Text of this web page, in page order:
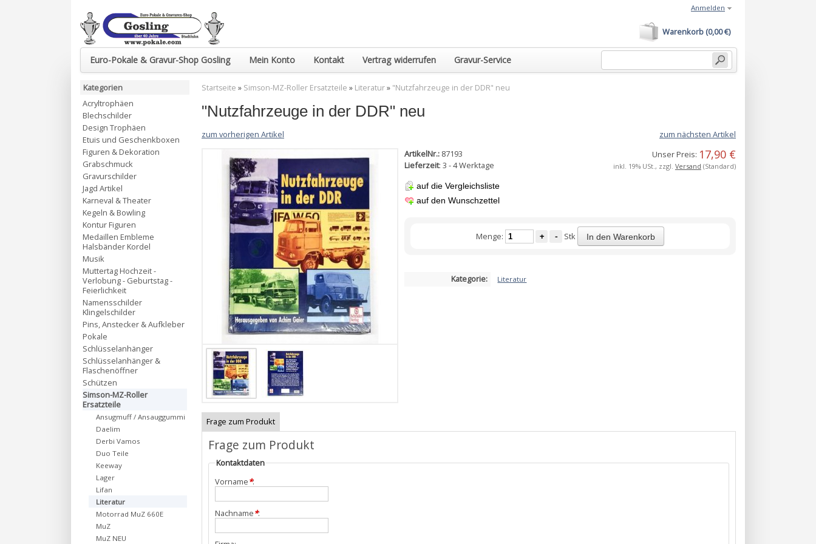
Euro-Pokale & Gravur-Shop Gosling Mein Konto Kontakt Vertrag widerrufen Gravur-Service
Warenkorb (0,00 €)
Anmelden
Startseite » Simson-MZ-Roller Ersatzteile » Literatur» "Nutzfahrzeuge in der DDR" neu
"Nutzfahrzeuge in der DDR" neu
zum vorherigen Artikel
zum nächsten Artikel
ArtikelNr.: 87193
Lieferzeit: 3 - 4 Werktage
auf die Vergleichsliste
auf den Wunschzettel
Unser Preis: 17,90 €
inkl. 19% USt., zzgl. Versand (Standard)
Menge: + - Stk In den Warenkorb
Kategorie: Literatur
Frage zum Produkt
Frage zum Produkt
Kontaktdaten
Vorname*:
Nachname*:
Kategorien
Acryltrophäen
Blechschilder
Design Trophäen
Etuis und Geschenkboxen
Figuren & Dekoration
Grabschmuck
Gravurschilder
Jagd Artikel
Karneval & Theater
Kegeln & Bowling
Kontur Figuren
Medaillen Embleme
Halsbänder Kordel
Musik
Muttertag Hochzeit -
Verlobung - Geburtstag -
Feierlichkeit
Namensschilder
Klingelschilder
Pins, Anstecker & Aufkleber
Pokale
Schlüsselanhänger
Schlüsselanhänger &
Flaschenöffner
Schützen
Simson-MZ-Roller
Ersatzteile
Ansugmuff / Ansauggummi
Daelim
Derbi Vamos
Duo Teile
Keeway
Lager
Lifan
Literatur
Motorrad MuZ 660E
MuZ
MuZ NEU